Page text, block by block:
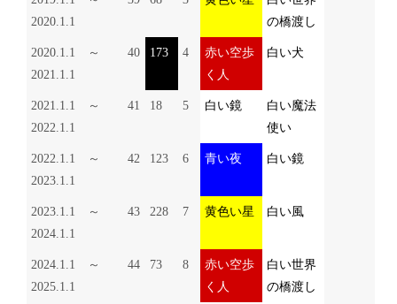
2020.1.1
の橋渡し
2020.1.1 ～
2021.1.1
40 173 4
赤い空歩
く人
白い犬
2021.1.1 ～
2022.1.1
41 18 5 白い鏡
白い魔法
使い
2022.1.1 ～
2023.1.1
42 123 6 青い夜 白い鏡
2023.1.1 ～
2024.1.1
43 228 7 黄色い星 白い風
2024.1.1 ～
2025.1.1
44 73 8
赤い空歩
く人
白い世界
の橋渡し